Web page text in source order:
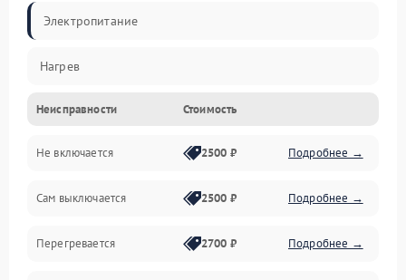
Электропитание
Нагрев
Неисправности Стоимость
Не включается 2500 ₽ Подробнее →
Сам выключается 2500 ₽ Подробнее →
Перегревается 2700 ₽ Подробнее →